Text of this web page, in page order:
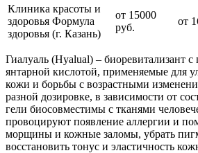
Клиника красоты и
здоровья Формула
здоровья (г. Казань)
от 15000
руб.
от
Гиалуаль (Hyalual) – биоревитализант с
янтарной кислотой, применяемые для
кожи и борьбы с возрастными
разной дозировке, в зависимости от
гели биосовместимы с тканями
провоцируют появление аллергии и
морщины и кожные заломы, убрать
восстановить тонус и эластичность